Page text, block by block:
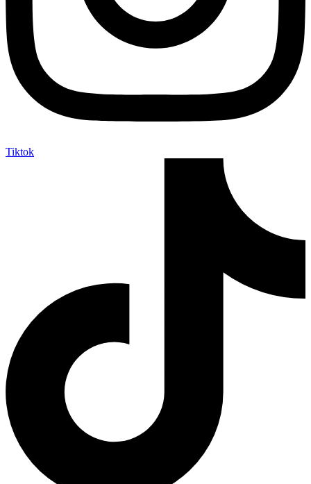
Tiktok